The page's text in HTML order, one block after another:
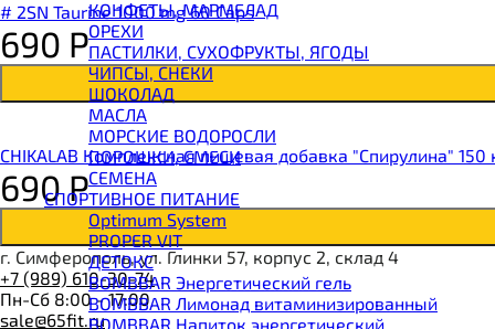
КОНФЕТЫ, МАРМЕЛАД
ОРЕХИ
ПАСТИЛКИ, СУХОФРУКТЫ, ЯГОДЫ
ЧИПСЫ, СНЕКИ
ШОКОЛАД
МАСЛА
МОРСКИЕ ВОДОРОСЛИ
ПОРОШКИ, СМЕСИ
СЕМЕНА
СПОРТИВНОЕ ПИТАНИЕ
Optimum System
PROPER VIT
ДЕТОКС
BOMBBAR Энергетический гель
BOMBBAR Лимонад витаминизированный
BOMBBAR Напиток энергетический
# 2SN Taurine 1000 mg 60 Caps
690 Р
CHIKALAB Комплексная пищевая добавка "Спирулина" 150
690Р
г. Симферополь, ул. Глинки 57, корпус 2, склад 4
+7 (989) 610-30-74
Пн-Сб 8:00 - 17:00
sale@65fit.ru